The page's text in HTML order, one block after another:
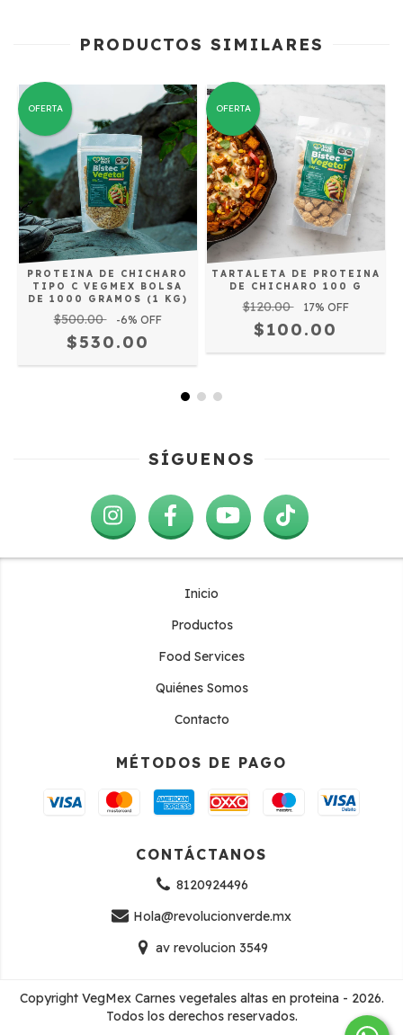
PRODUCTOS SIMILARES
OFERTA
PROTEINA DE CHICHARO
TIPO C VEGMEX BOLSA
DE 1000 GRAMOS (1 KG)
$500.00 -6% OFF
$530.00
OFERTA
TARTALETA DE PROTEINA
DE CHICHARO 100 G
$120.00 17% OFF
$100.00
SÍGUENOS
Inicio
Productos
Food Services
Quiénes Somos
Contacto
MÉTODOS DE PAGO
CONTÁCTANOS
8120924496
Hola@revolucionverde.mx
av revolucion 3549
Copyright VegMex Carnes vegetales altas en proteina - 2026.
Todos los derechos reservados.